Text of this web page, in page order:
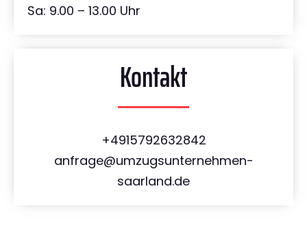
Sa: 9.00 – 13.00 Uhr
Kontakt
+4915792632842
anfrage@umzugsunternehmen-
saarland.de